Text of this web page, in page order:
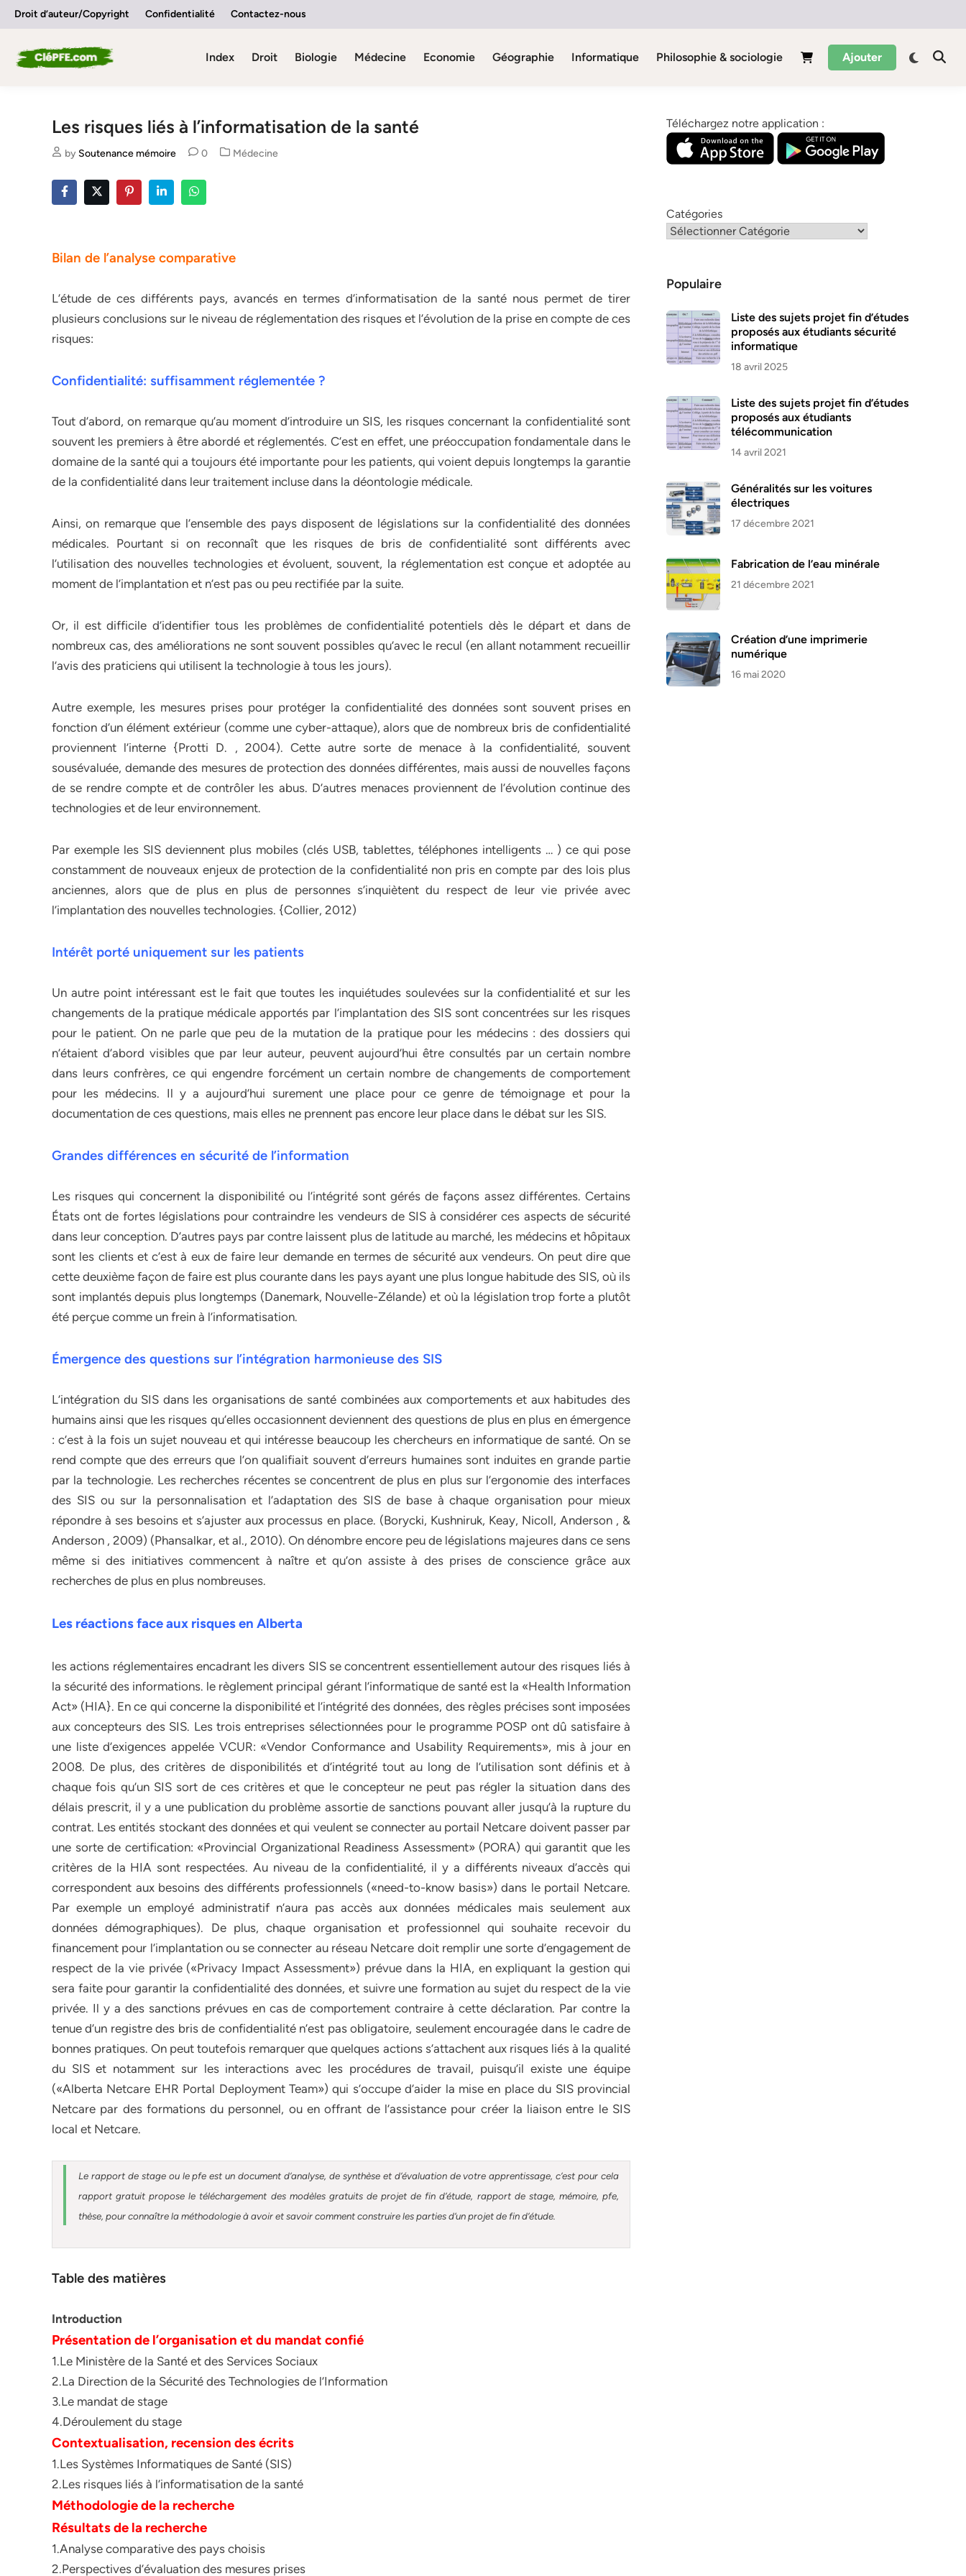
SkipDroit d’auteur/Copyright Confidentialité Contactez-nous
Index Droit Biologie Médecine Economie Géographie Informatique Philosophie & sociologie Ajouter
Les risques liés à l’informatisation de la santé
by Soutenance mémoire 0
Posted
Médecine
Bilan de l’analyse comparative
L’étude de ces différents pays, avancés en termes d’informatisation de la santé nous permet de tirer
plusieurs conclusions sur le niveau de réglementation des risques et l’évolution de la prise en compte de ces
risques:
Confidentialité: suffisamment réglementée ?
Tout d’abord, on remarque qu’au moment d’introduire un SIS, les risques concernant la confidentialité sont
souvent les premiers à être abordé et réglementés. C’est en effet, une préoccupation fondamentale dans le
domaine de la santé qui a toujours été importante pour les patients, qui voient depuis longtemps la garantie
de la confidentialité dans leur traitement incluse dans la déontologie médicale.
Ainsi, on remarque que l’ensemble des pays disposent de législations sur la confidentialité des données
médicales. Pourtant si on reconnaît que les risques de bris de confidentialité sont différents avec
l’utilisation des nouvelles technologies et évoluent, souvent, la réglementation est conçue et adoptée au
moment de l’implantation et n’est pas ou peu rectifiée par la suite.
Or, il est difficile d’identifier tous les problèmes de confidentialité potentiels dès le départ et dans de
nombreux cas, des améliorations ne sont souvent possibles qu’avec le recul (en allant notamment recueillir
l’avis des praticiens qui utilisent la technologie à tous les jours).
Autre exemple, les mesures prises pour protéger la confidentialité des données sont souvent prises en
fonction d’un élément extérieur (comme une cyber-attaque), alors que de nombreux bris de confidentialité
proviennent l’interne {Protti D. , 2004). Cette autre sorte de menace à la confidentialité, souvent
sousévaluée, demande des mesures de protection des données différentes, mais aussi de nouvelles façons
de se rendre compte et de contrôler les abus. D’autres menaces proviennent de l’évolution continue des
technologies et de leur environnement.
Par exemple les SIS deviennent plus mobiles (clés USB, tablettes, téléphones intelligents … ) ce qui pose
constamment de nouveaux enjeux de protection de la confidentialité non pris en compte par des lois plus
anciennes, alors que de plus en plus de personnes s’inquiètent du respect de leur vie privée avec
l’implantation des nouvelles technologies. {Collier, 2012)
Intérêt porté uniquement sur les patients
Un autre point intéressant est le fait que toutes les inquiétudes soulevées sur la confidentialité et sur les
changements de la pratique médicale apportés par l’implantation des SIS sont concentrées sur les risques
pour le patient. On ne parle que peu de la mutation de la pratique pour les médecins : des dossiers qui
n’étaient d’abord visibles que par leur auteur, peuvent aujourd’hui être consultés par un certain nombre
dans leurs confrères, ce qui engendre forcément un certain nombre de changements de comportement
pour les médecins. Il y a aujourd’hui surement une place pour ce genre de témoignage et pour la
documentation de ces questions, mais elles ne prennent pas encore leur place dans le débat sur les SIS.
Grandes différences en sécurité de l’information
Les risques qui concernent la disponibilité ou l’intégrité sont gérés de façons assez différentes. Certains
États ont de fortes législations pour contraindre les vendeurs de SIS à considérer ces aspects de sécurité
dans leur conception. D’autres pays par contre laissent plus de latitude au marché, les médecins et hôpitaux
sont les clients et c’est à eux de faire leur demande en termes de sécurité aux vendeurs. On peut dire que
cette deuxième façon de faire est plus courante dans les pays ayant une plus longue habitude des SIS, où ils
sont implantés depuis plus longtemps (Danemark, Nouvelle-Zélande) et où la législation trop forte a plutôt
été perçue comme un frein à l’informatisation.
Émergence des questions sur l’intégration harmonieuse des SIS
L’intégration du SIS dans les organisations de santé combinées aux comportements et aux habitudes des
humains ainsi que les risques qu’elles occasionnent deviennent des questions de plus en plus en émergence
: c’est à la fois un sujet nouveau et qui intéresse beaucoup les chercheurs en informatique de santé. On se
rend compte que des erreurs que l’on qualifiait souvent d’erreurs humaines sont induites en grande partie
par la technologie. Les recherches récentes se concentrent de plus en plus sur l’ergonomie des interfaces
des SIS ou sur la personnalisation et l’adaptation des SIS de base à chaque organisation pour mieux
répondre à ses besoins et s’ajuster aux processus en place. (Borycki, Kushniruk, Keay, Nicoll, Anderson , &
Anderson , 2009) (Phansalkar, et al., 2010). On dénombre encore peu de législations majeures dans ce sens
même si des initiatives commencent à naître et qu’on assiste à des prises de conscience grâce aux
recherches de plus en plus nombreuses.
Les réactions face aux risques en Alberta
les actions réglementaires encadrant les divers SIS se concentrent essentiellement autour des risques liés à
la sécurité des informations. le règlement principal gérant l’informatique de santé est la «Health Information
Act» (HIA}. En ce qui concerne la disponibilité et l’intégrité des données, des règles précises sont imposées
aux concepteurs des SIS. Les trois entreprises sélectionnées pour le programme POSP ont dû satisfaire à
une liste d’exigences appelée VCUR: «Vendor Conformance and Usability Requirements», mis à jour en
2008. De plus, des critères de disponibilités et d’intégrité tout au long de l’utilisation sont définis et à
chaque fois qu’un SIS sort de ces critères et que le concepteur ne peut pas régler la situation dans des
délais prescrit, il y a une publication du problème assortie de sanctions pouvant aller jusqu’à la rupture du
contrat. Les entités stockant des données et qui veulent se connecter au portail Netcare doivent passer par
une sorte de certification: «Provincial Organizational Readiness Assessment» (PORA) qui garantit que les
critères de la HIA sont respectées. Au niveau de la confidentialité, il y a différents niveaux d’accès qui
correspondent aux besoins des différents professionnels («need-to-know basis») dans le portail Netcare.
Par exemple un employé administratif n’aura pas accès aux données médicales mais seulement aux
données démographiques). De plus, chaque organisation et professionnel qui souhaite recevoir du
financement pour l’implantation ou se connecter au réseau Netcare doit remplir une sorte d’engagement de
respect de la vie privée («Privacy Impact Assessment») prévue dans la HIA, en expliquant la gestion qui
sera faite pour garantir la confidentialité des données, et suivre une formation au sujet du respect de la vie
privée. Il y a des sanctions prévues en cas de comportement contraire à cette déclaration. Par contre la
tenue d’un registre des bris de confidentialité n’est pas obligatoire, seulement encouragée dans le cadre de
bonnes pratiques. On peut toutefois remarquer que quelques actions s’attachent aux risques liés à la qualité
du SIS et notamment sur les interactions avec les procédures de travail, puisqu’il existe une équipe
(«Alberta Netcare EHR Portal Deployment Team») qui s’occupe d’aider la mise en place du SIS provincial
Netcare par des formations du personnel, ou en offrant de l’assistance pour créer la liaison entre le SIS
local et Netcare.
Le rapport de stage ou le pfe est un document d’analyse, de synthèse et d’évaluation de votre apprentissage, c’est pour cela
rapport gratuitpropose le téléchargement des modèles gratuits de projet de fin d’étude, rapport de stage, mémoire, pfe,
thèse, pour connaître la méthodologie à avoir et savoir comment construire les parties d’un projet de fin d’étude
Table des matières
Introduction
Présentation de l’organisation et du mandat confié
1.Le Ministère de la Santé et des Services Sociaux
2.La Direction de la Sécurité des Technologies de l’Information
3.Le mandat de stage
4.Déroulement du stage
Contextualisation, recension des écrits
1.Les Systèmes Informatiques de Santé (SIS)
2.Les risques liés à l’informatisation de la santé
Méthodologie de la recherche
Résultats de la recherche
1.Analyse comparative des pays choisis
2.Perspectives d’évaluation des mesures prises
Téléchargez notre application :
Catégories
Populaire
Liste des sujets projet fin d’études
proposés aux étudiants sécurité
informatique
18 avril 2025
Liste des sujets projet fin d’études
proposés aux étudiants
télécommunication
14 avril 2021
Généralités sur les voitures
électriques
17 décembre 2021
Fabrication de l’eau minérale
21 décembre 2021
Création d’une imprimerie
numérique
16 mai 2020